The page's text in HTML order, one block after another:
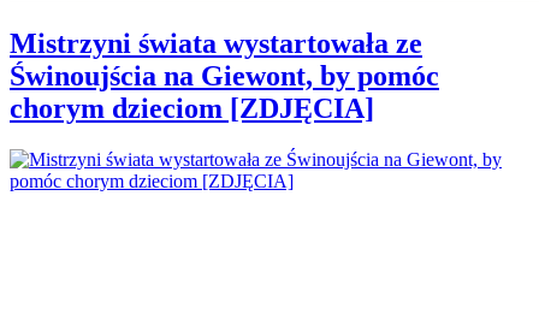
Mistrzyni świata wystartowała ze
Świnoujścia na Giewont, by pomóc
chorym dzieciom [ZDJĘCIA]